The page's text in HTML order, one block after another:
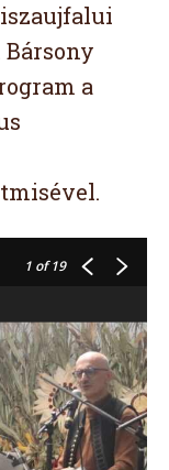
a
1 of 19